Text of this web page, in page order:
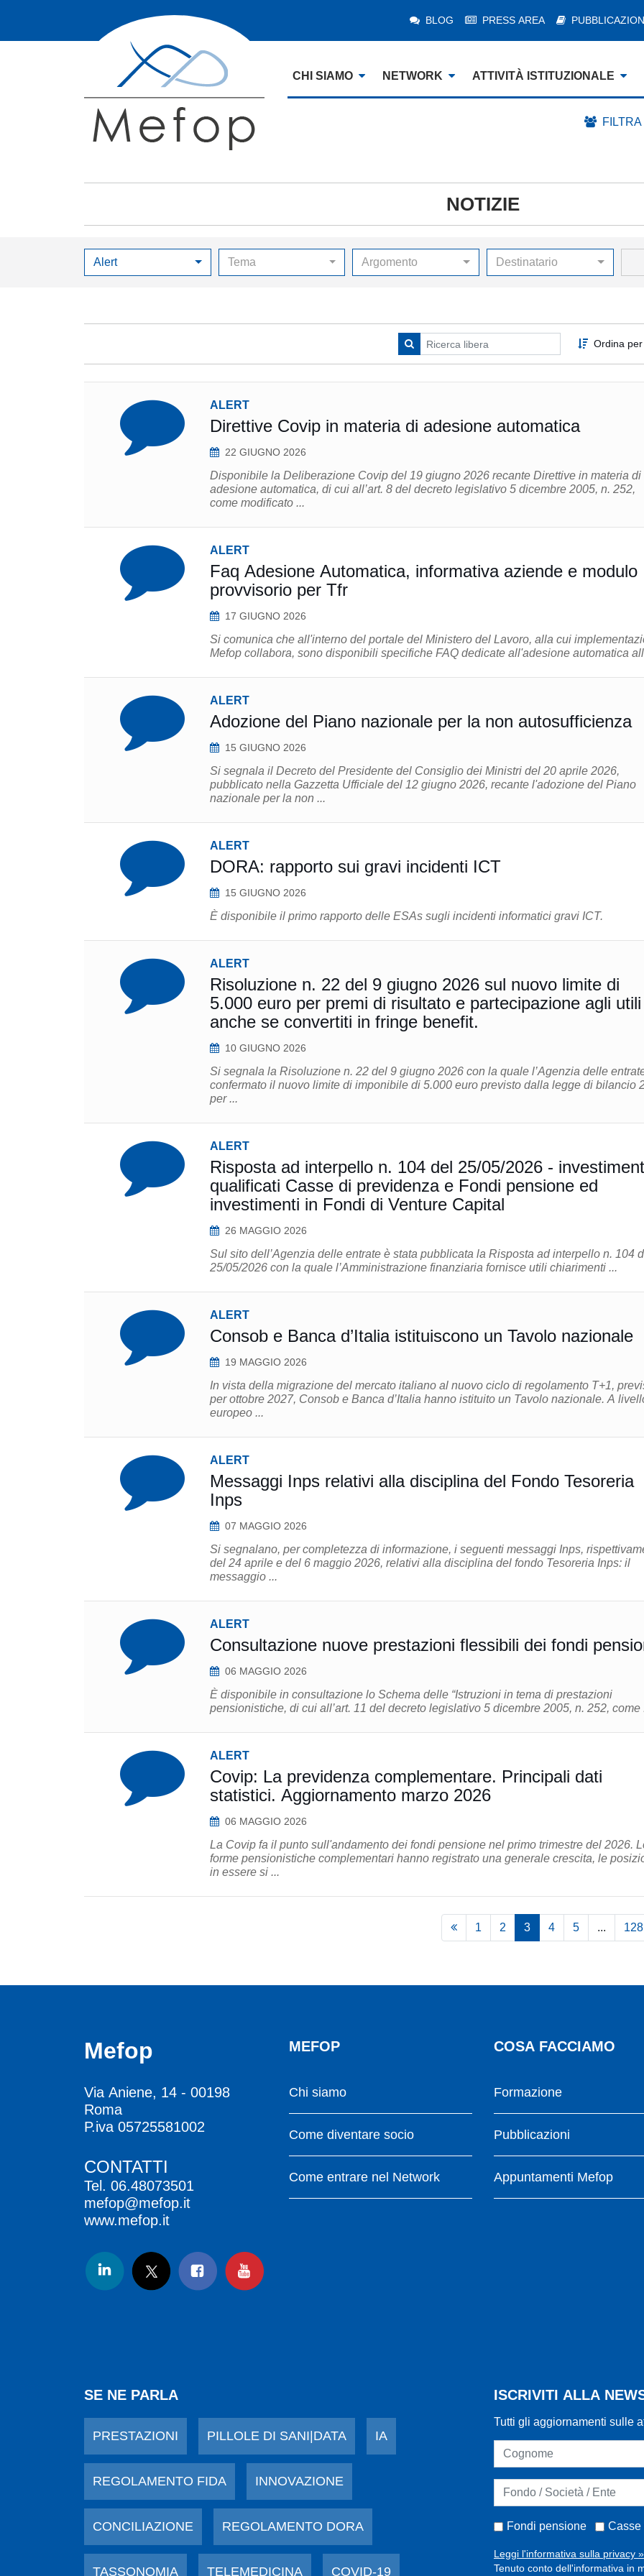
BLOG PRESS AREA
CHI SIAMO NETWORK ATTIVITÀ ISTITUZIONALE
NOTIZIE
Alert Tema Argomento Destinatario
Ordina
ALERT
Direttive Covip in materia di adesione automatica
22 GIUGNO 2026
Disponibile la Deliberazione Covip del 19 giugno 2026 recante Direttive in materia di
adesione automatica, di cui all’art. 8 del decreto legislativo 5 dicembre 2005, n. 252,
come modificato ...
ALERT
Faq Adesione Automatica, informativa aziende e modulo
provvisorio per Tfr
17 GIUGNO 2026
Si comunica che all'interno del portale del Ministero del Lavoro, alla cui
Mefop collabora, sono disponibili specifiche FAQ dedicate all'adesione automatica
ALERT
Adozione del Piano nazionale per la non autosufficienza
15 GIUGNO 2026
Si segnala il Decreto del Presidente del Consiglio dei Ministri del 20 aprile 2026,
pubblicato nella Gazzetta Ufficiale del 12 giugno 2026, recante l'adozione del Piano
nazionale per la non ...
ALERT
DORA: rapporto sui gravi incidenti ICT
15 GIUGNO 2026
È disponibile il primo rapporto delle ESAs sugli incidenti informatici gravi ICT.
ALERT
Risoluzione n. 22 del 9 giugno 2026 sul nuovo limite di
5.000 euro per premi di risultato e partecipazione agli utili
anche se convertiti in fringe benefit.
10 GIUGNO 2026
Si segnala la Risoluzione n. 22 del 9 giugno 2026 con la quale l’Agenzia delle
confermato il nuovo limite di imponibile di 5.000 euro previsto dalla legge di bilancio
per ...
ALERT
Risposta ad interpello n. 104 del 25/05/2026 -
qualificati Casse di previdenza e Fondi pensione ed
investimenti in Fondi di Venture Capital
26 MAGGIO 2026
Sul sito dell’Agenzia delle entrate è stata pubblicata la Risposta ad interpello n. 104
25/05/2026 con la quale l’Amministrazione finanziaria fornisce utili chiarimenti ...
ALERT
Consob e Banca d’Italia istituiscono un Tavolo nazionale
19 MAGGIO 2026
In vista della migrazione del mercato italiano al nuovo ciclo di regolamento T+1,
per ottobre 2027, Consob e Banca d’Italia hanno istituito un Tavolo nazionale. A livello
europeo ...
ALERT
Messaggi Inps relativi alla disciplina del Fondo Tesoreria
Inps
07 MAGGIO 2026
Si segnalano, per completezza di informazione, i seguenti messaggi Inps,
del 24 aprile e del 6 maggio 2026, relativi alla disciplina del fondo Tesoreria Inps: il
messaggio ...
ALERT
Consultazione nuove prestazioni flessibili dei fondi
06 MAGGIO 2026
È disponibile in consultazione lo Schema delle “Istruzioni in tema di prestazioni
pensionistiche, di cui all’art. 11 del decreto legislativo 5 dicembre 2005, n. 252, come
ALERT
Covip: La previdenza complementare. Principali dati
statistici. Aggiornamento marzo 2026
06 MAGGIO 2026
La Covip fa il punto sull'andamento dei fondi pensione nel primo trimestre del 2026.
forme pensionistiche complementari hanno registrato una generale crescita, le
in essere si ...
1 2 3 4 5 ... 128
Mefop
Via Aniene, 14 - 00198
Roma
P.iva 05725581002
CONTATTI
Tel. 06.48073501
mefop@mefop.it
www.mefop.it
MEFOP
Chi siamo
Come diventare socio
Come entrare nel Network
COSA FACCIAMO
Formazione
Pubblicazioni
Appuntamenti Mefop
SE NE PARLA
PRESTAZIONI PILLOLE DI SANI|DATA IA
REGOLAMENTO FIDA INNOVAZIONE
CONCILIAZIONE REGOLAMENTO DORA
TASSONOMIA TELEMEDICINA COVID-19
ISCRIVITI ALLA
Tutti gli aggiornamenti sulle
Fondi pensione Casse
Leggi l'informativa sulla privacy »
Tenuto conto dell'informativa in